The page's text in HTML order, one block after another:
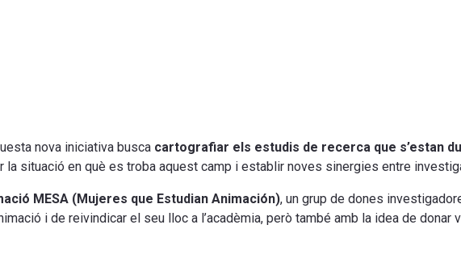
nova iniciativa busca cartografiar els estudis de recerca que s’estan
la situació en què es troba aquest camp i establir noves sinergies entre
MESA (Mujeres que Estudian Animación), un grup de dones
i de reivindicar el seu lloc a l’acadèmia, però també amb la idea de